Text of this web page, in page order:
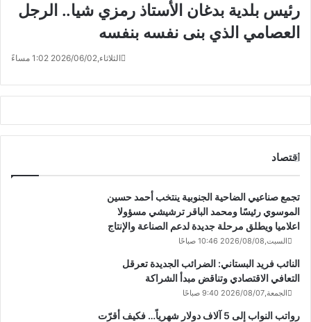
رئيس بلدية بدغان الأستاذ رمزي شيا.. الرجل
العصامي الذي بنى نفسه بنفسه
الثلاثاء,2026/06/02 1:02 مساءً
اقتصاد
تجمع صناعيي الضاحية الجنوبية ينتخب أحمد حسين
الموسوي رئيسًا ومحمد الباقر ترشيشي مسؤولا
اعلاميا ويطلق مرحلة جديدة لدعم الصناعة والإنتاج
السبت,2026/08/08 10:46 صباحًا
النائب فريد البستاني: الضرائب الجديدة تعرقل
التعافي الاقتصادي وتناقض مبدأ الشراكة
الجمعة,2026/08/07 9:40 صباحًا
رواتب النواب إلى 5 آلاف دولار شهرياً… فكيف أقرّت